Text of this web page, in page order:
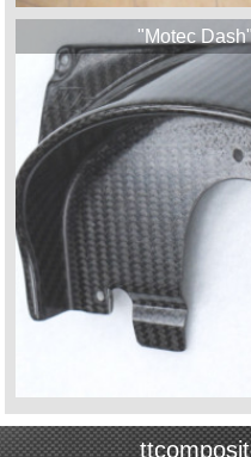
"Motec